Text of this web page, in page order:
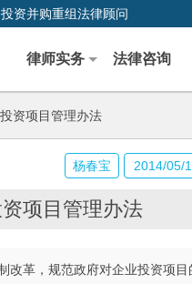
资并购重组法律顾问
律师实务 法律咨询
资项目管理办法
项目管理办法
，规范政府对企业投资项目
杨春宝 2014/05/